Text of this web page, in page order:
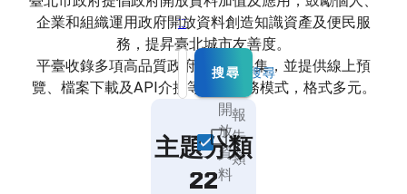
:::
請輸入檢索詞
進階搜尋
搜尋
開
放
資
料
報
告
類
企業和組織運用政府開放資料創造知識資產及便民服
務，提昇臺北城市友善度。
平臺收錄多項高品質政府開放資料集，並提供線上預
覽、檔案下載及API介接等多種服務模式，格式多元。
主題分類
22